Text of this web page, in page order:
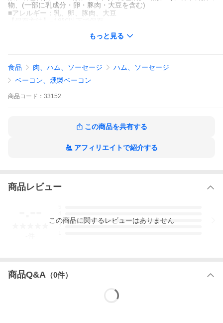
物、(一部に乳成分・卵・豚肉・大豆を含む)
■アレルギー：乳、卵、豚肉、大豆
沖縄県読谷村字座喜味2822-3
脂質
25.8g
炭水化物
2.3g
食塩相当量
2.2g
もっと見る
食品 肉、ハム、ソーセージ
ハム、ソーセージ
ベーコン、燻製ベーコン
商品 コード： 33152
この商品を共有する
アフィリエイトで紹介する
商品レビュー
3
この商品に関するレビューはありません
商品Q&A （0件）